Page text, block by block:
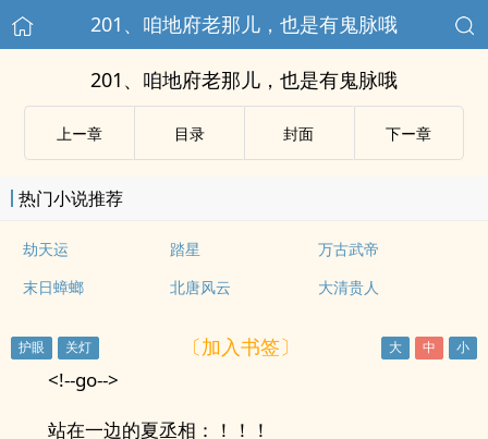
201、咱地府老那儿，也是有鬼脉哦
201、咱地府老那儿，也是有鬼脉哦
上ー章 目录 封面 下ー章
热门小说推荐
劫天运 踏星
万古武帝
末日蟑螂
北唐风云 大清贵人
〔加入书签〕
<!--go-->
站在一边的夏丞相：！！！